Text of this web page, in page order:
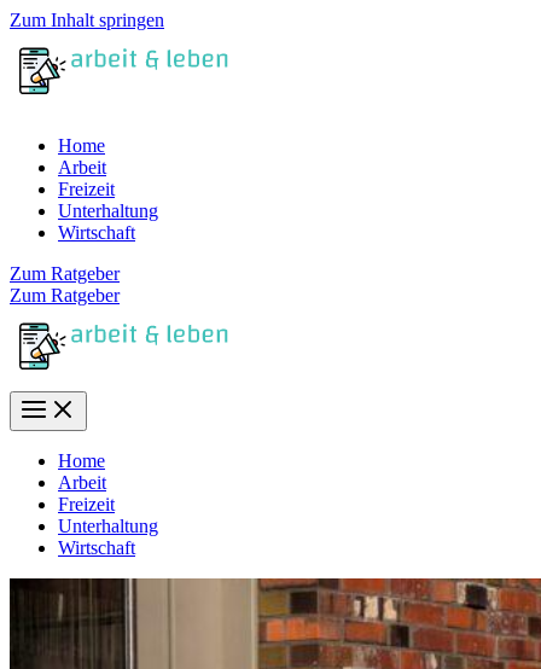
Zum Inhalt springen
Home
Arbeit
Freizeit
Unterhaltung
Wirtschaft
Zum Ratgeber
Zum Ratgeber
Home
Arbeit
Freizeit
Unterhaltung
Wirtschaft